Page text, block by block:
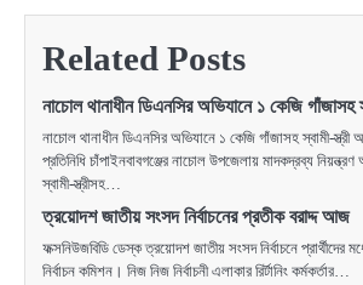
Related Posts
নাচোল থানাধীন ডিএনসির অভিযানে ১ কেজি গাঁজাসহ
নাচোল থানাধীন ডিএনসির অভিযানে ১ কেজি গাঁজাসহ স্বামী-স্ত্রী
প্রতিনিধি চাঁপাইনবাবগঞ্জের নাচোল উপজেলায় মাদকদ্রব্য
স্বামী-স্ত্রীসহ…
ত্রয়োদশ জাতীয় সংসদ নির্বাচনের প্রতীক বরাদ্দ আজ
ফক্সনিউজবিডি ডেস্ক ত্রয়োদশ জাতীয় সংসদ নির্বাচনে প্রার্থীদের
নির্বাচন কমিশন। নিজ নিজ নির্বাচনী এলাকার রির্টানিং কর্মকর্তার…